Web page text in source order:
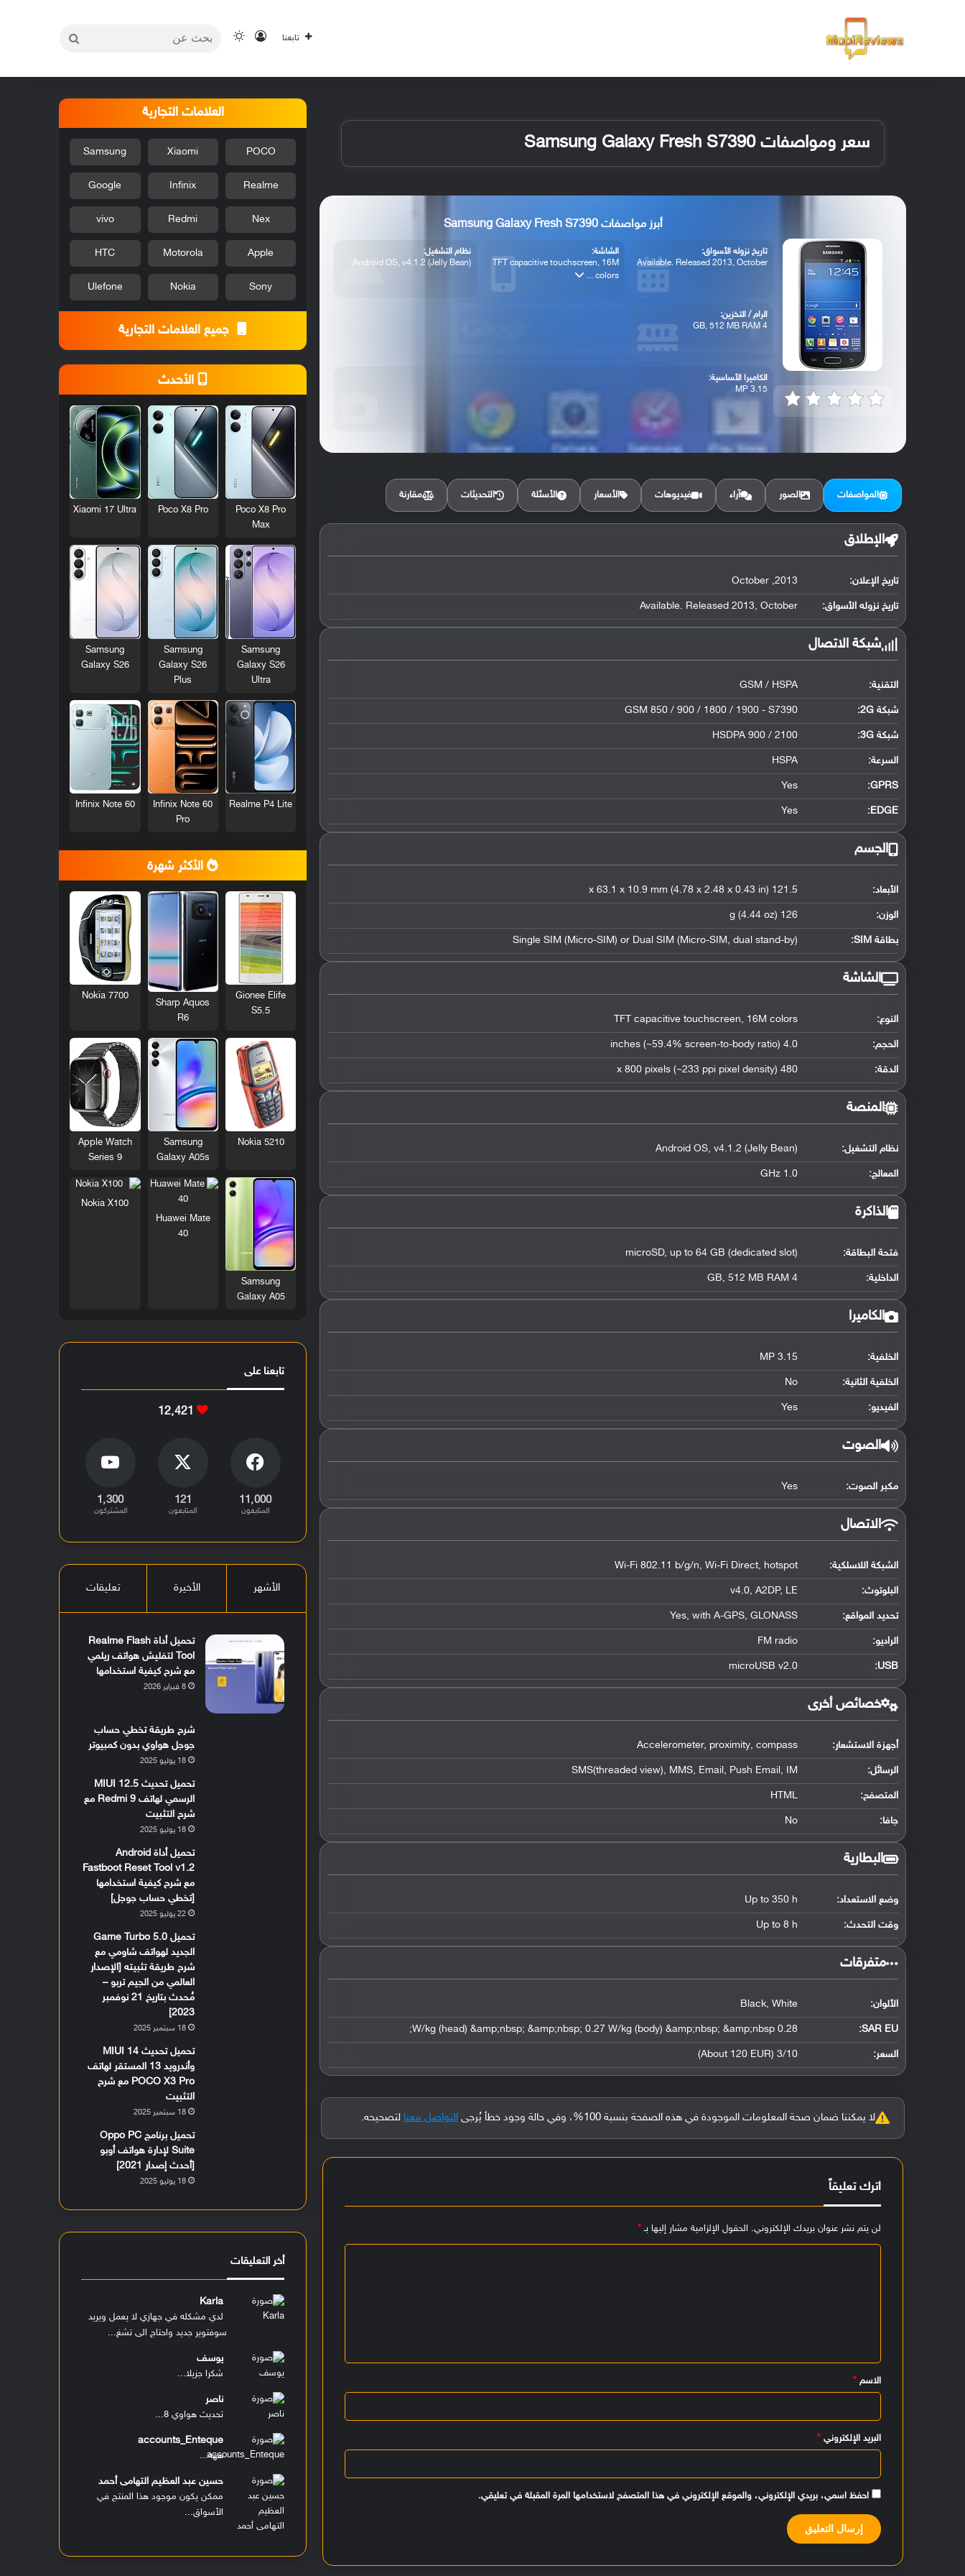
تابعنا تسجيل الدخول
الوضع المظلم
سعر ومواصفات Samsung Galaxy Fresh S7390
أبرز مواصفات Samsung Galaxy Fresh S7390
تاريخ نزوله الأسواق:
Available. Released 2013, October
الشاشة:
TFT capacitive touchscreen, 16M
colors ...
نظام التشغيل:
Android OS, v4.1.2 (Jelly Bean)
الرام / التخزين:
4 GB, 512 MB RAM
الكاميرا الأساسية:
3.15 MP
المواصفات الصور آراء فيديوهات الأسعار الأسئلة التحديثات مقارنة
الإطلاق
تاريخ الإعلان: 2013, October
تاريخ نزوله الأسواق: Available. Released 2013, October
شبكة الاتصال
التقنية: GSM / HSPA
شبكة 2G: GSM 850 / 900 / 1800 / 1900 - S7390
شبكة 3G :
HSDPA 900 / 2100
السرعة: HSPA
GPRS:
Yes
EDGE:
Yes
الجسم
الأبعاد: 121.5 x 63.1 x 10.9 mm (4.78 x 2.48 x 0.43 in)
الوزن: 126 g (4.44 oz)
بطاقة SIM: Single SIM (Micro-SIM) or Dual SIM (Micro-SIM, dual stand-by)
الشاشة
النوع: TFT capacitive touchscreen, 16M colors
الحجم: 4.0 inches (~59.4% screen-to-body ratio)
الدقة: 480 x 800 pixels (~233 ppi pixel density)
المنصة
نظام التشغيل:
Android OS, v4.1.2 (Jelly Bean)
المعالج:
1.0 GHz
الذاكرة
فتحة البطاقة: microSD, up to 64 GB (dedicated slot)
الداخلية: 4 GB, 512 MB RAM
الكاميرا
الخلفية: 3.15 MP
الخلفية الثانية: No
الفيديو: Yes
الصوت
مكبر الصوت: Yes
الاتصال
الشبكة اللاسلكية: Wi-Fi 802.11 b/g/n, Wi-Fi Direct, hotspot
البلوتوث:
v4.0, A2DP, LE
تحديد المواقع:
Yes, with A-GPS, GLONASS
الراديو: FM radio
USB
:
microUSB v2.0
خصائص أخرى
أجهزة الاستشعار: Accelerometer, proximity, compass
الرسائل: SMS(threaded view), MMS, Email, Push Email, IM
المتصفح: HTML
جافا: No
البطارية
وضع الاستعداد: Up to 350 h
وقت التحدث: Up to 8 h
‏متفرقات‏
الألوان: Black, White
SAR EU:
0.28 W/kg (head) &amp;nbsp; &amp;nbsp; 0.27 W/kg (body) &amp;nbsp; &amp;nbsp;
السعر: 3/10 (About 120 EUR)
لا يمكننا ضمان صحة المعلومات الموجودة في هذه الصفحة بنسبة 100%، وفي حالة وجود خطأ يُرجى التواصل معنا لتصحيحه.
اترك تعليقاً
لن يتم نشر عنوان بريدك الإلكتروني. الحقول الإلزامية مشار إليها بـ*
الاسم*
البريد الإلكتروني*
احفظ اسمي، بريدي الإلكتروني، والموقع الإلكتروني في هذا المتصفح لاستخدامها المرة المقبلة في تعليقي.
العلامات التجارية
POCO
Xiaomi
Samsung
Realme
Infinix
Google
Nex
Redmi
vivo
Apple
Motorola
HTC
Sony
Nokia
Ulefone
جميع العلامات التجارية
الأحدث
Poco X8 Pro
Max
Poco X8 Pro
Xiaomi 17 Ultra
Samsung
Galaxy S26
Ultra
Samsung
Galaxy S26
Plus
Samsung
Galaxy S26
Realme P4 Lite
Infinix Note 60
Pro
Infinix Note 60
الأكثر شهرة
Gionee Elife
S5.5
Sharp Aquos
R6
Nokia 7700
Nokia 5210
Samsung
Galaxy A05s
Apple Watch
Series 9
Samsung
Galaxy A05
Huawei Mate
40
Nokia X100
تابعنا على
12٬421
11٬000
المتابعون
121
المتابعون
1٬300
المشتركون
الأشهر الأخيرة تعليقات
تحميل أداة Realme Flash
Tool لتفليش هواتف ريلمي
مع شرح كيفية استخدامها
8 فبراير 2026
شرح طريقة تخطي حساب
جوجل هواوي بدون كمبيوتر
18 يوليو 2025
تحميل تحديث MIUI 12.5
الرسمي لهاتف Redmi 9 مع
شرح التثبيت
18 يوليو 2025
تحميل أداة Android
Fastboot Reset Tool v1.2
مع شرح كيفية استخدامها
[تخطي حساب جوجل]
22 يوليو 2025
تحميل Game Turbo 5.0
الجديد لهواتف شاومي مع
شرح طريقة تثبيته [الإصدار
العالمي من الجيم تربو –
مُحدث بتاريخ 21 نوفمبر
2023]
18 سبتمبر 2025
تحميل تحديث MIUI 14
وأندرويد 13 المستقر لهاتف
POCO X3 Pro مع شرح
التثبيت
18 سبتمبر 2025
تحميل برنامج Oppo PC
Suite لإدارة هواتف أوبو
[أحدث إصدار 2021]
18 يوليو 2025
أخر التعليقات
Karla
لدي مشكله في جهازي لا يعمل ويريد
سوفتوير جديد واحتاج الى تشغ...
يوسف
شكرا جزيلا...
ناصر
تحديث هواوي 8...
accounts_Enteque
ههه...
حسين عبد العظيم التهامى أحمد
ممكن يكون موجود هذا المنتج في
الأسواق...